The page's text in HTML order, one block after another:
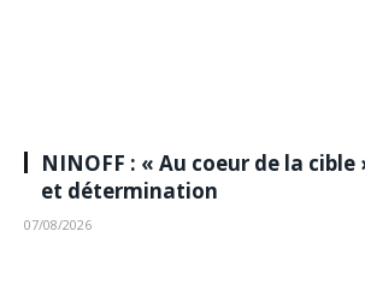
NINOFF : « Au coeur de la
et détermination
07/08/2026